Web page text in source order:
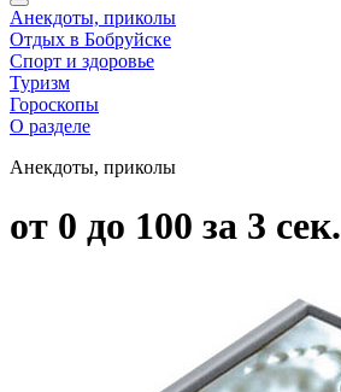
Анекдоты, приколы
Отдых в Бобруйске
Спорт и здоровье
Туризм
Гороскопы
О разделе
Анекдоты, приколы
от 0 до 100 за 3 сек.